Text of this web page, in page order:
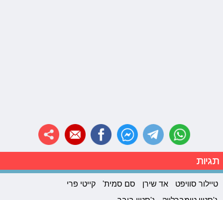
תגיות
טיילור סוויפט אד שירן סם סמית'
קייטי פרי